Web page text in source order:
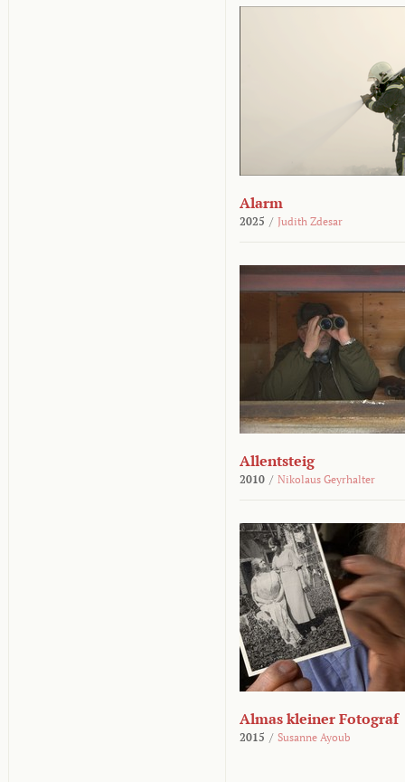
Alarm
2025 / Judith Zdesar
Allentsteig
2010 / Nikolaus Geyrhalter
Almas kleiner Fotograf
2015 / Susanne Ayoub